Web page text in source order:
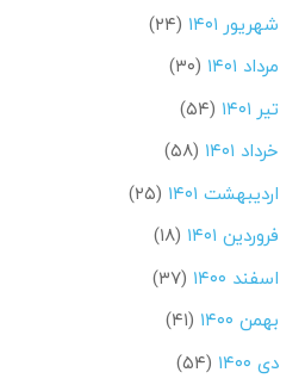
شهریور ۱۴۰۱
(۲۴)
مرداد ۱۴۰۱
(۳۰)
تیر ۱۴۰۱
(۵۴)
خرداد ۱۴۰۱
(۵۸)
اردیبهشت ۱۴۰۱
(۲۵)
فروردین ۱۴۰۱
(۱۸)
اسفند ۱۴۰۰
(۳۷)
بهمن ۱۴۰۰
(۴۱)
دی ۱۴۰۰
(۵۴)